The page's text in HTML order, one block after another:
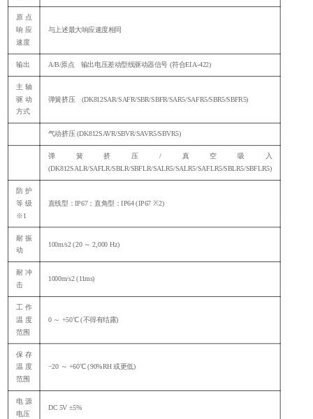
原点
响应
速度
与上述最大响应速度相同
输出 A/B/原点 输出电压差动型线驱动器信号 (符合EIA-422)
主轴
驱动
方式
弹簧挤压 (DK812SAR/SAFR/SBR/SBFR/SAR5/SAFR5/SBR5/SBFR5)
气动挤压 (DK812SAVR/SBVR/SAVR5/SBVR5)
弹簧挤压 /真空吸入
(DK812SALR/SAFLR/SBLR/SBFLR/SALR5/SALR5/SAFLR5/SBLR5/SBFLR5)
防护
等级
※1
直线型：IP67；直角型：IP64 (IP67 ※2)
耐振
动
100m/s2 (20 ～ 2,000 Hz)
耐冲
击
1000m/s2 (11ms)
工作
温度
范围
0 ～ +50℃ (不得有结露)
保存
温度
范围
−20 ～ +60℃ (90%RH 或更低)
电源
电压
DC 5V ±5%